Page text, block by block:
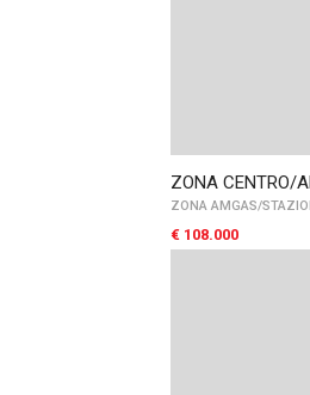
ZONA CENTRO/
ZONA AMGAS/
€ 108.000